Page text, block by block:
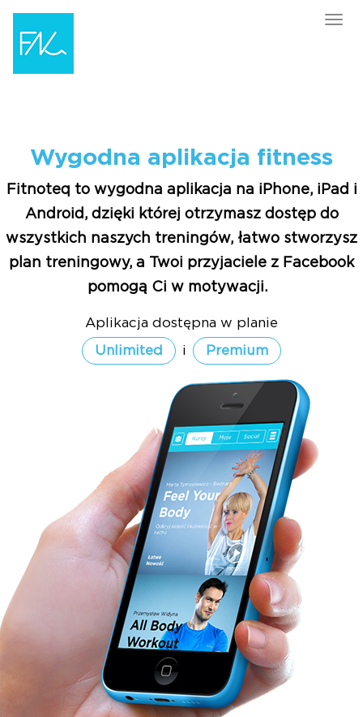
Wygodna aplikacja fitness
Fitnoteq to wygodna aplikacja na iPhone, iPad i
Android, dzięki której otrzymasz dostęp do
wszystkich naszych treningów, łatwo stworzysz
plan treningowy, a Twoi przyjaciele z Facebook
pomogą Ci w motywacji.
Aplikacja dostępna w planie
Unlimited
i Premium